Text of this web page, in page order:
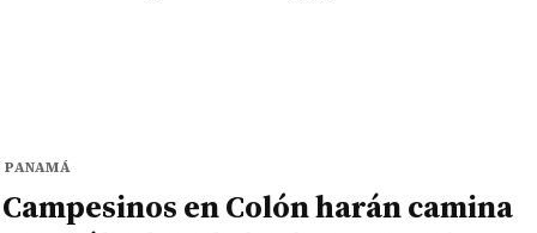
PANAMÁ
Campesinos en Colón harán camina